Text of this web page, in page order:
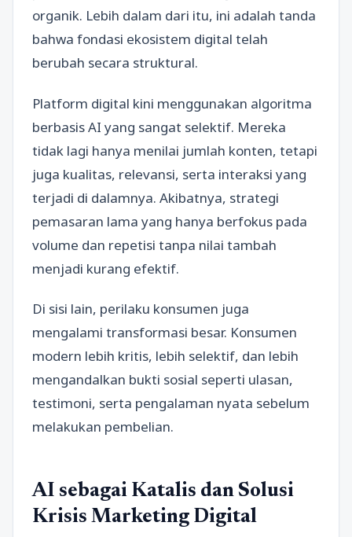
organik. Lebih dalam dari itu, ini adalah tanda
bahwa fondasi ekosistem digital telah
berubah secara struktural.
Platform digital kini menggunakan algoritma
berbasis AI yang sangat selektif. Mereka
tidak lagi hanya menilai jumlah konten, tetapi
juga kualitas, relevansi, serta interaksi yang
terjadi di dalamnya. Akibatnya, strategi
pemasaran lama yang hanya berfokus pada
volume dan repetisi tanpa nilai tambah
menjadi kurang efektif.
Di sisi lain, perilaku konsumen juga
mengalami transformasi besar. Konsumen
modern lebih kritis, lebih selektif, dan lebih
mengandalkan bukti sosial seperti ulasan,
testimoni, serta pengalaman nyata sebelum
melakukan pembelian.
AI sebagai Katalis dan Solusi
Krisis Marketing Digital